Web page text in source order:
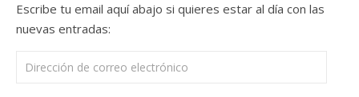
Escribe tu email aquí abajo si quieres estar al día con las
nuevas entradas:
Dirección de correo electrónico